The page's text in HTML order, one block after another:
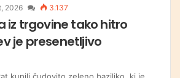
2026 3.137
iz trgovine tako hitro
je presenetljivo